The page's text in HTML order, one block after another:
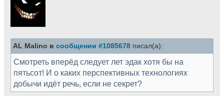
AL Malino в сообщении #1085678 писал(а):
Смотреть вперёд следует лет эдак хотя бы на
пятьсот! И о каких перспективных технологиях
добычи идёт речь, если не секрет?